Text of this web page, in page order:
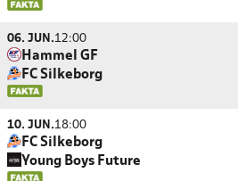
06. JUN.12:00
Hammel GF
FC Silkeborg
10. JUN.18:00
FC Silkeborg
Young Boys Future